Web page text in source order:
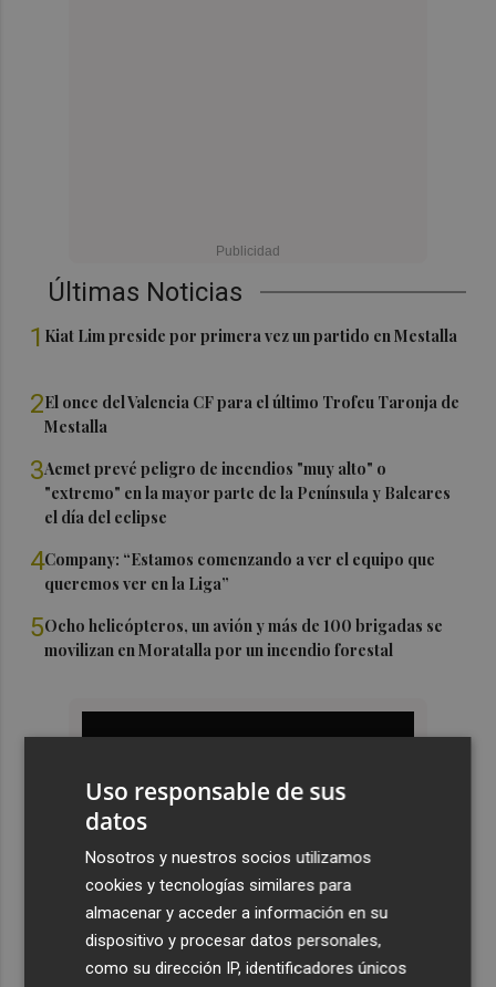
Últimas Noticias
1 Kiat Lim preside por primera vez un partido en Mestalla
2El once del Valencia CF para el último Trofeu Taronja de
Mestalla
3Aemet prevé peligro de incendios "muy alto" o
"extremo" en la mayor parte de la Península y Baleares
el día del eclipse
4Company: “Estamos comenzando a ver el equipo que
queremos ver en la Liga”
5Ocho helicópteros, un avión y más de 100 brigadas se
movilizan en Moratalla por un incendio forestal
Uso responsable de sus
datos
Nosotros y nuestros socios utilizamos
cookies y tecnologías similares para
almacenar y acceder a información en su
dispositivo y procesar datos personales,
como su dirección IP, identificadores únicos